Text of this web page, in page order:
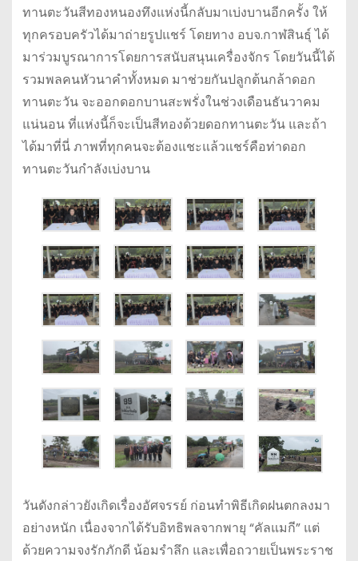
ทานตะวันสีทองหนองทึงแห่งนี้กลับมาเบ่งบานอีกครั้ง ให้
ทุกครอบครัวได้มาถ่ายรูปแชร์ โดยทาง อบจ.กาฬสินธุ์ ได้
มาร่วมบูรณาการโดยการสนับสนุนเครื่องจักร โดยวันนี้ได้
รวมพลคนหัวนาคำทั้งหมด มาช่วยกันปลูกต้นกล้าดอก
ทานตะวัน จะออกดอกบานสะพรั่งในช่วงเดือนธันวาคม
แน่นอน ที่แห่งนี้ก็จะเป็นสีทองด้วยดอกทานตะวัน และถ้า
ได้มาที่นี่ ภาพที่ทุกคนจะต้องแชะแล้วแชร์คือท่าดอก
ทานตะวันกำลังเบ่งบาน
วันดังกล่าวยังเกิดเรื่องอัศจรรย์ ก่อนทำพิธีเกิดฝนตกลงมา
อย่างหนัก เนื่องจากได้รับอิทธิพลจากพายุ “คัลแมกี” แต่
ด้วยความจงรักภักดี น้อมรำลึก และเพื่อถวายเป็นพระราช